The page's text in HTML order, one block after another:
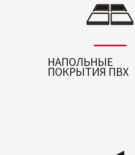
НАПОЛЬНЫЕ
ПОКРЫТИЯ ПВХ